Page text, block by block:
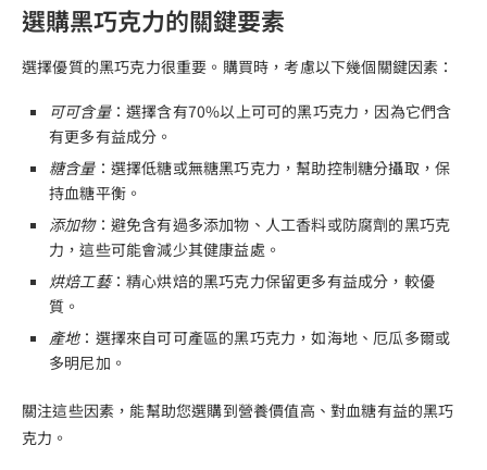
選購黑巧克力的關鍵要素
選擇優質的黑巧克力很重要。購買時，考慮以下幾個關鍵因素：
可可含量：選擇含有70%以上可可的黑巧克力，因為它們含
有更多有益成分。
糖含量：選擇低糖或無糖黑巧克力，幫助控制糖分攝取，保
持血糖平衡。
添加物：避免含有過多添加物、人工香料或防腐劑的黑巧克
力，這些可能會減少其健康益處。
烘焙工藝：精心烘焙的黑巧克力保留更多有益成分，較優
質。
產地：選擇來自可可產區的黑巧克力，如海地、厄瓜多爾或
多明尼加。
關注這些因素，能幫助您選購到營養價值高、對血糖有益的黑巧
克力。